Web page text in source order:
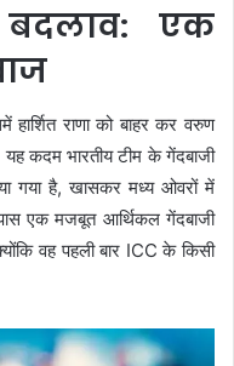
एक
राणा को बाहर कर वरुण
यह कदम भारतीय टीम के गेंदबाजी
गया है, खासकर मध्य ओवरों में
एक मजबूत आर्थिकल गेंदबाजी
वह पहली बार ICC के किसी